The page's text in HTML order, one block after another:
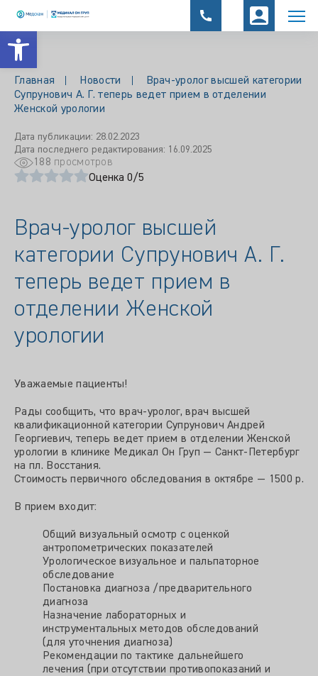
Открыть панель инструментов
Главная Новости
Врач-уролог высшей категории
Супрунович А. Г. теперь ведет прием в отделении
Женской урологии
Дата публикации: 28.02.2023
Дата последнего редактирования: 16.09.2025
188 просмотров
Оценка 0/5
Врач-уролог высшей
категории Супрунович А. Г.
теперь ведет прием в
отделении Женской
урологии
Уважаемые пациенты!
Рады сообщить, что врач-уролог, врач высшей
квалификационной категории Супрунович Андрей
Георгиевич, теперь ведет прием в отделении Женской
урологии в клинике Медикал Он Груп — Санкт-Петербург
на пл. Восстания.
Стоимость первичного обследования в октябре — 1500 р.
В прием входит:
Общий визуальный осмотр с оценкой
антропометрических показателей
Урологическое визуальное и пальпаторное
обследование
Постановка диагноза /предварительного
диагноза
Назначение лабораторных и
инструментальных методов обследований
(для уточнения диагноза)
Рекомендации по тактике дальнейшего
лечения (при отсутствии противопоказаний и